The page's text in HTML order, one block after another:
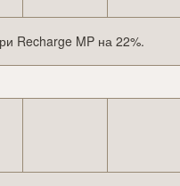
Recharge MP на 22%.